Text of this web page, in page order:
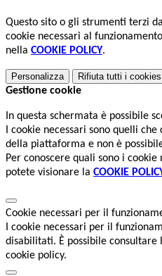
Questo sito o gli strumenti terzi
cookie necessari al
nella COOKIE POLICY.
Personalizza Rifiuta tutti i cookies
Gestione cookie
In questa schermata è possibile
I cookie necessari sono quelli
della piattaforma e non è
Per conoscere quali sono i
potete visionare la COOKIE
Cookie necessari per il
I cookie necessari per il
disabilitati. È possibile
cookie policy.